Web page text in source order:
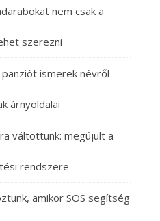
nem csak a
szerezni
ismerek névről –
árnyoldalai
váltottunk: megújult a
rendszere
amikor SOS segítség